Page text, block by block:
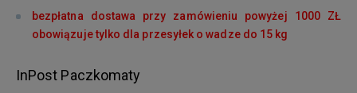
bezpłatna dostawa przy zamówieniu powyżej 1000 ZŁ
obowiązuje tylko dla przesyłek o wadze do 15 kg
InPost Paczkomaty